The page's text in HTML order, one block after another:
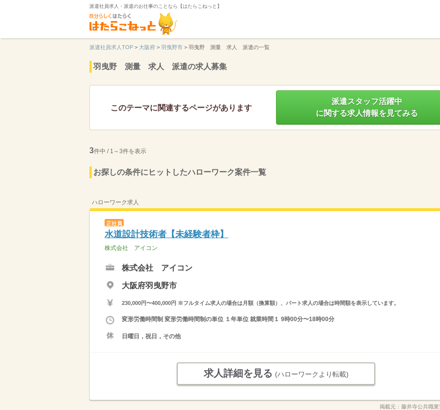
派遣社員求人・派遣のお仕事のことなら【はたらこねっと】
派遣社員求人TOP > 大阪府 > 羽曳野市 > 羽曳野 測量 求人 派遣の一覧
羽曳野 測量 求人 派遣の求人募集
このテーマに関連するページがあります
派遣スタッフ活躍中
に関する求人情報を見てみる
3件中 / 1～3件を表示
お探しの条件にヒットしたハローワーク案件一覧
ハローワーク求人
正社員
水道設計技術者【未経験者枠】
株式会社 アイコン
株式会社 アイコン
大阪府羽曳野市
230,000円〜400,000円 ※フルタイム求人の場合は月額（換算額）、パート求人の場合は時間額を表示しています。
変形労働時間制 変形労働時間制の単位 １年単位 就業時間１ 9時00分〜18時00分
日曜日，祝日，その他
求人詳細を見る (ハローワークより転載)
掲載元： 藤井寺公共職